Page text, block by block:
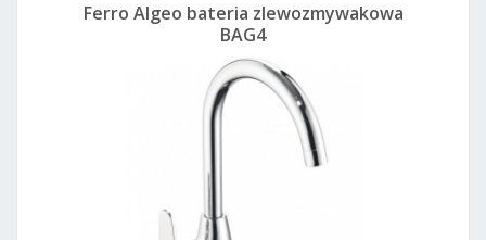
Ferro Algeo bateria zlewozmywakowa
BAG4